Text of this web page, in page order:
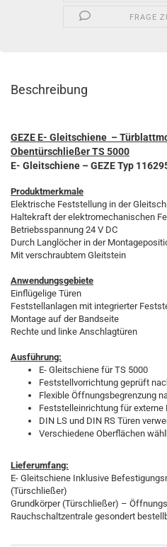
FRAGE
Beschreibung
GEZE E- Gleitschiene –
Obentürschließer TS 5000
E- Gleitschiene – GEZE Typ
Produktmerkmale
Elektrische Feststellung in der
Haltekraft der elektromechanischen
Betriebsspannung 24 V DC
Durch Langlöcher in der
Mit verschraubtem Gleitstein
Anwendungsgebiete
Einflügelige Türen
Feststellanlagen mit integrierter
Montage auf der Bandseite
Rechte und linke Anschlagtüren
Ausführung:
E- Gleitschiene für TS 5000
Feststellvorrichtung geprüft
Flexible Öffnungsbegrenzung
Feststelleinrichtung für externe
DIN LS und DIN RS Türen
Verschiedene Oberflächen
Lieferumfang:
E- Gleitschiene Inklusive
(Türschließer)
Grundkörper (Türschließer) –
Rauchschaltzentrale gesondert